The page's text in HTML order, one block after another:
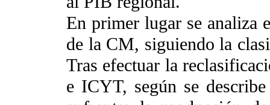
En primer lugar se analiza
de la CM, siguiendo la
Tras efectuar la
e ICYT, según se